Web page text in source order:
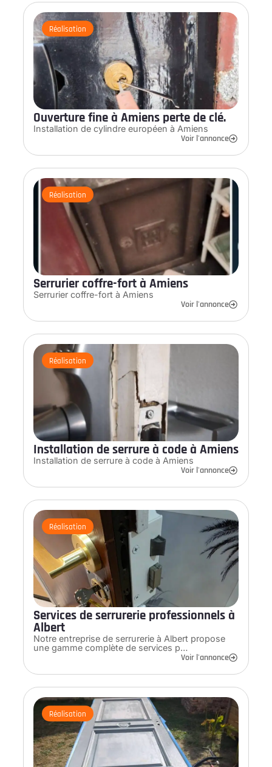
Réalisation
Ouverture fine à Amiens perte de clé.
Installation de cylindre européen à Amiens
Voir l'annonce
Réalisation
Serrurier coffre-fort à Amiens
Serrurier coffre-fort à Amiens
Voir l'annonce
Réalisation
Installation de serrure à code à Amiens
Installation de serrure à code à Amiens
Voir l'annonce
Réalisation
Services de serrurerie professionnels à
Albert
Notre entreprise de serrurerie à Albert propose
une gamme complète de services p…
Voir l'annonce
Réalisation